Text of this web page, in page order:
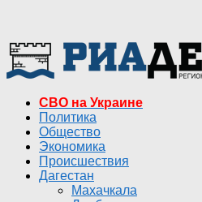
СВО на Украине
Политика
Общество
Экономика
Происшествия
Дагестан
Махачкала